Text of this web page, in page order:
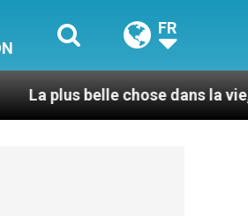
FR
belle chose dans la vie, c’est